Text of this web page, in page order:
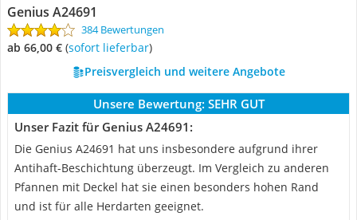
Genius A24691
384 Bewertungen
ab 66,00 € ( Sofort lieferbar)
Preisvergleich und weitere Angebote
Unsere Bewertung: SEHR GUT
Unser Fazit für Genius A24691:
Die Genius A24691 hat uns insbesondere aufgrund ihrer
Antihaft-Beschichtung überzeugt. Im Vergleich zu anderen
Pfannen mit Deckel hat sie einen besonders hohen Rand
und ist für alle Herdarten geeignet.